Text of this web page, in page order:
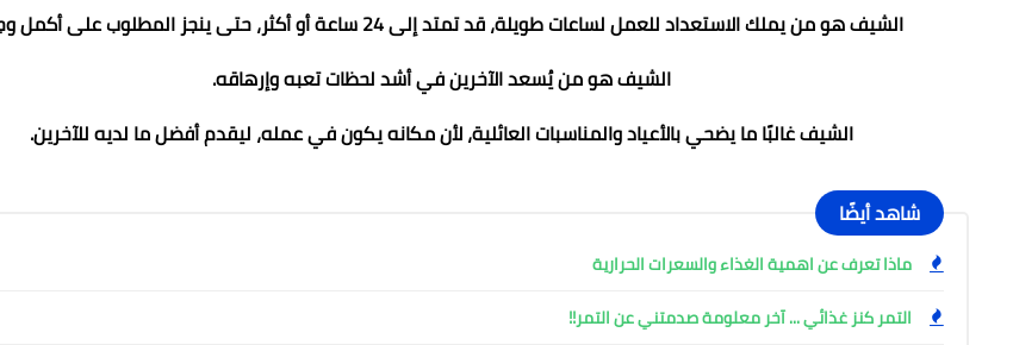
الشيف هو من يملك الاستعداد للعمل لساعات طويلة، قد تمتد إلى 24 ساعة أو أكثر، حتى ينجز المطلوب على أكمل وجه.
الشيف هو من يُسعد الآخرين في أشد لحظات تعبه وإرهاقه.
الشيف غالبًا ما يضحي بالأعياد والمناسبات العائلية، لأن مكانه يكون في عمله، ليقدم أفضل ما لديه للآخرين.
شاهد أيضًا
ماذا تعرف عن اهمية الغذاء والسعرات الحرارية
التمر كنز غذائي ... آخر معلومة صدمتني عن التمر!!